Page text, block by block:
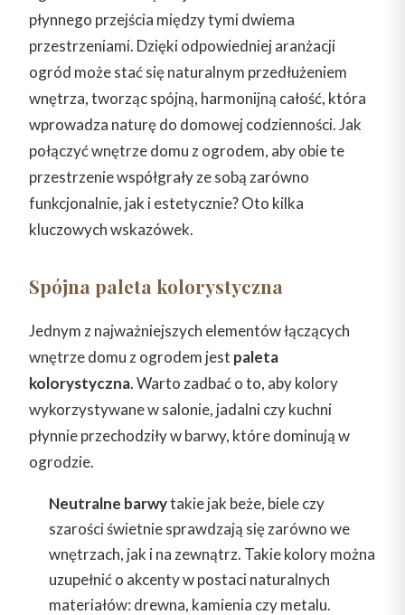
płynnego przejścia między tymi dwiema
przestrzeniami. Dzięki odpowiedniej aranżacji
ogród może stać się naturalnym przedłużeniem
wnętrza, tworząc spójną, harmonijną całość, która
wprowadza naturę do domowej codzienności. Jak
połączyć wnętrze domu z ogrodem, aby obie te
przestrzenie współgrały ze sobą zarówno
funkcjonalnie, jak i estetycznie? Oto kilka
kluczowych wskazówek.
Spójna paleta kolorystyczna
Jednym z najważniejszych elementów łączących
wnętrze domu z ogrodem jest paleta
kolorystyczna. Warto zadbać o to, aby kolory
wykorzystywane w salonie, jadalni czy kuchni
płynnie przechodziły w barwy, które dominują w
ogrodzie.
Neutralne barwytakie jak beże, biele czy
szarości świetnie sprawdzają się zarówno we
wnętrzach, jak i na zewnątrz. Takie kolory można
uzupełnić o akcenty w postaci naturalnych
materiałów: drewna, kamienia czy metalu.